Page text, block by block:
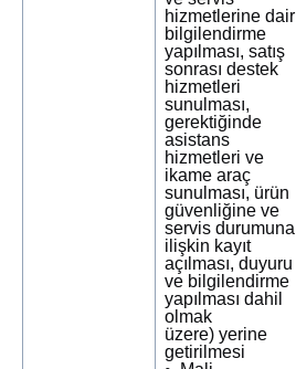
hizmetlerine dair
bilgilendirme
yapılması, satış
sonrası destek
hizmetleri
sunulması,
gerektiğinde
asistans
hizmetleri ve
ikame araç
sunulması, ürün
güvenliğine ve
servis durumuna
ilişkin kayıt
açılması, duyuru
ve bilgilendirme
yapılması dahil
olmak
üzere) yerine
getirilmesi